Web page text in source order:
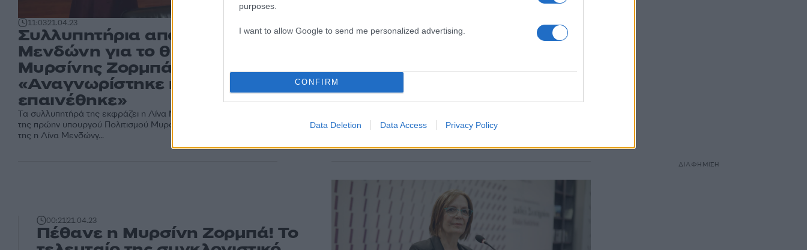
purposes.
I want to allow Google to send me personalized advertising.
CONFIRM
Data Deletion Data Access Privacy Policy
11:0321.04.23
Συλλυπητήρια από την Λίνα
Μενδώνη για το θάνατο της
Μυρσίνης Ζορμπά -
«Αναγνωρίστηκε και
επαινέθηκε»
Τα συλλυπητήρά της εκφράζει η Λίνα Μενδώνη για το θάνατο
της πρώην υπουργού Πολιτισμού Μυρσίνης Ζορμπά. Με δήλωσή
της η Λίνα Μενδώνγ...
για το θάνατο της πρώην
υπουργού Πολιτισμού
Μυρσίνης Ζορμπά
και εκφράζει συλλυπητήρια στον σύντροφό της Αντώνη Λιάκο. Η
00:2121.04.23
Πέθανε η Μυρσίνη Ζορμπά! Το
ΔΙΑΦΗΜΙΣΗ